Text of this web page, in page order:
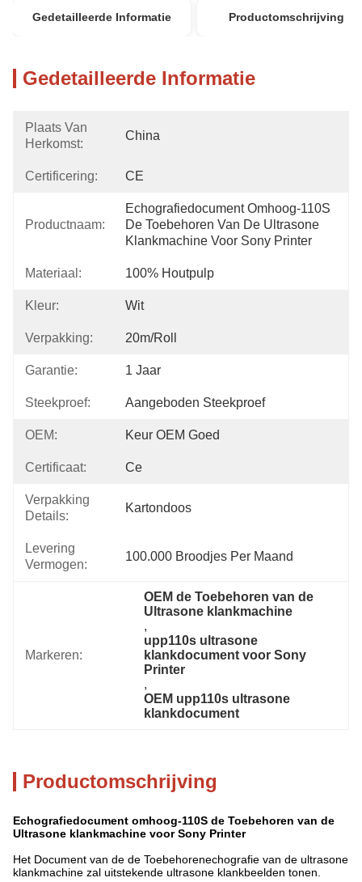
Gedetailleerde Informatie Productomschrijving
Gedetailleerde Informatie
Plaats Van
Herkomst:
China
Certificering: CE
Productnaam:
Echografiedocument Omhoog-110S
De Toebehoren Van De Ultrasone
Klankmachine Voor Sony Printer
Materiaal: 100% Houtpulp
Kleur: Wit
Verpakking: 20m/roll
Garantie: 1 Jaar
Steekproef: Aangeboden Steekproef
OEM: Keur OEM Goed
Certificaat: Ce
Verpakking
Details:
Kartondoos
Levering
Vermogen:
100.000 Broodjes Per Maand
Markeren:
OEM de Toebehoren van de
Ultrasone klankmachine
,
upp110s ultrasone
klankdocument voor Sony
Printer
,
OEM upp110s ultrasone
klankdocument
Productomschrijving
Echografiedocument omhoog-110S de Toebehoren van de
Ultrasone klankmachine voor Sony Printer
Het Document van de de Toebehorenechografie van de ultrasone
klankmachine zal uitstekende ultrasone klankbeelden tonen.